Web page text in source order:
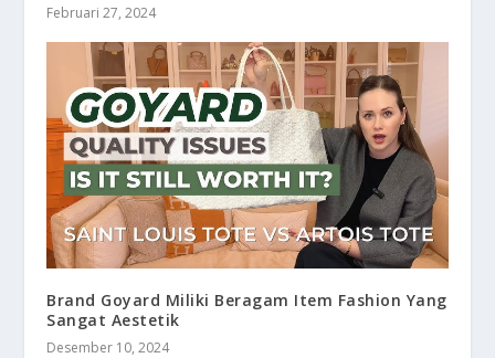
Februari 27, 2024
Brand Goyard Miliki Beragam Item Fashion Yang
Sangat Aestetik
Desember 10, 2024